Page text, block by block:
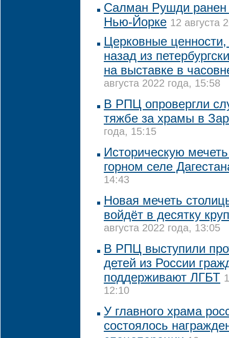
Салман Рушди ранен
Нью-Йорке 12 августа
Церковные
назад из
на выставке в
августа 2022 года, 15:58
В РПЦ опровергли
тяжбе за храмы в
года, 15:15
Историческую
горном селе
14:43
Новая мечеть
войдёт в десятку
августа 2022 года, 13:05
В РПЦ выступили
детей из России
поддерживают ЛГБТ
12:10
У главного храма
состоялось